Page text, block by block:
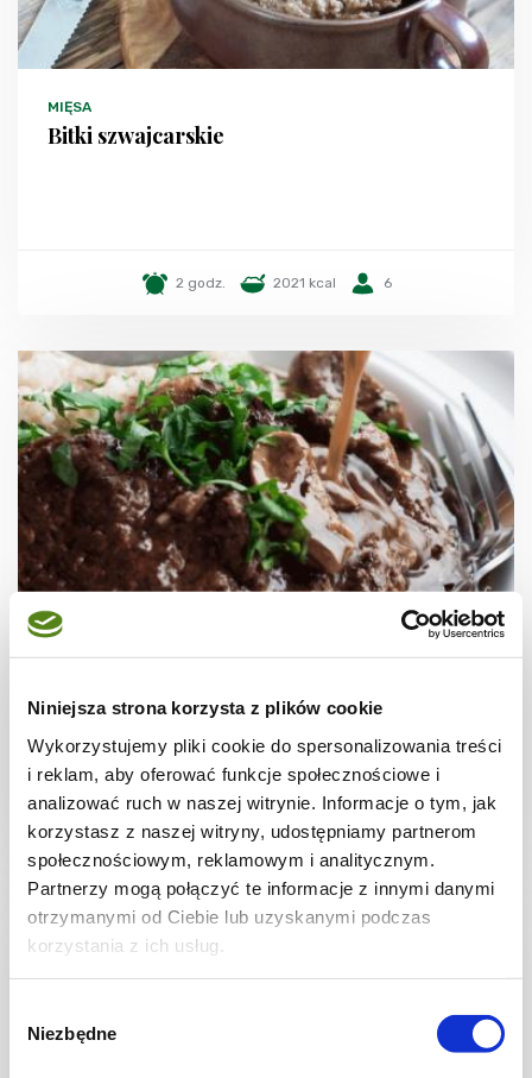
Niniejsza strona korzysta z plików cookie
Wykorzystujemy pliki cookie do spersonalizowania treści
i reklam, aby oferować funkcje społecznościowe i
analizować ruch w naszej witrynie. Informacje o tym, jak
korzystasz z naszej witryny, udostępniamy partnerom
społecznościowym, reklamowym i analitycznym.
Partnerzy mogą połączyć te informacje z innymi danymi
otrzymanymi od Ciebie lub uzyskanymi podczas
korzystania z ich usług.
zgody
Niezbędne
MIĘSA
Bitki szwajcarskie
2 godz. 2021 kcal 6
MIĘSA
3 godz. 1700 kcal 4